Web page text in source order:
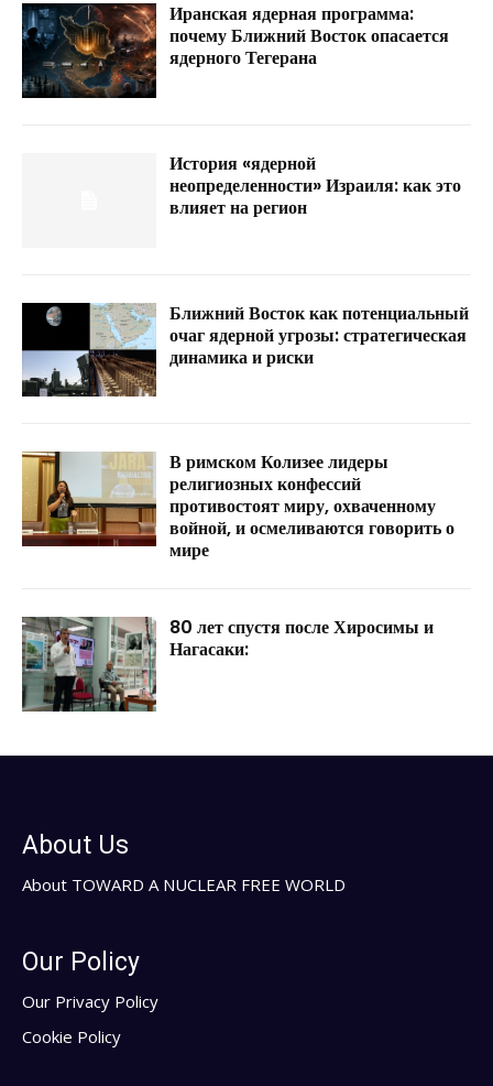
Иранская ядерная программа:
почему Ближний Восток опасается
ядерного Тегерана
История «ядерной
неопределенности» Израиля: как это
влияет на регион
Ближний Восток как потенциальный
очаг ядерной угрозы: стратегическая
динамика и риски
В римском Колизее лидеры
религиозных конфессий
противостоят миру, охваченному
войной, и осмеливаются говорить о
мире
80 лет спустя после Хиросимы и
Нагасаки:
About Us
About TOWARD A NUCLEAR FREE WORLD
Our Policy
Our Privacy Policy
Cookie Policy